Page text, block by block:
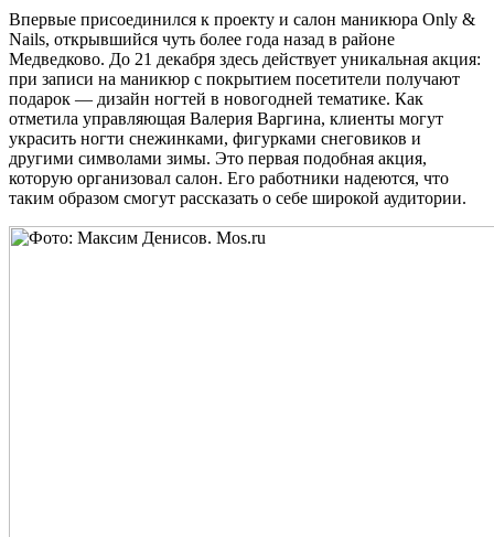
Впервые присоединился к проекту и салон маникюра Only &
Nails, открывшийся чуть более года назад в районе
Медведково. До 21 декабря здесь действует уникальная акция:
при записи на маникюр с покрытием посетители получают
подарок — дизайн ногтей в новогодней тематике. Как
отметила управляющая Валерия Варгина, клиенты могут
украсить ногти снежинками, фигурками снеговиков и
другими символами зимы. Это первая подобная акция,
которую организовал салон. Его работники надеются, что
таким образом смогут рассказать о себе широкой аудитории.